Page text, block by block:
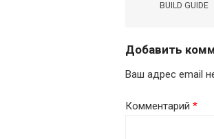
записям
BUILD GUIDE
Добавить
Ваш адрес email
Комментарий *